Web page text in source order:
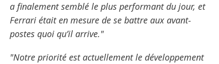
a finalement semblé le plus performant du jour, et
Ferrari était en mesure de se battre aux avant-
postes quoi qu’il arrive."
"Notre priorité est actuellement le développement